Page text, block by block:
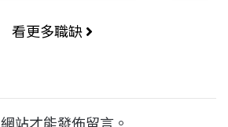
看更多職缺
網站才能發佈留言。